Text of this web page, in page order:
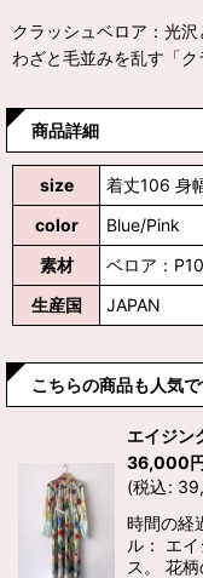
クラッシュベロア：光沢
わざと毛並みを乱す「ク
商品詳細
size
着丈106 身
color
Blue/Pink
素材
ベロア：
生産国
JAPAN
こちらの商品も人気で
エイジン
36,000
(税込:
時間の経
ル： エ
ス。 花